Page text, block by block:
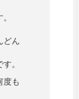
どん
。
度も